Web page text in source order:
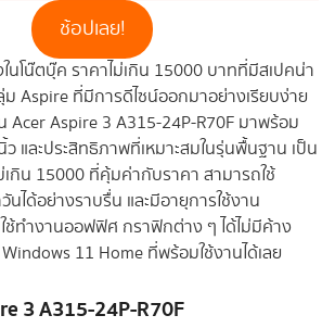
ช้อปเลย!
นโน๊ตบุ๊ค ราคาไม่เกิน 15000 บาทที่มีสเปคน่า
ม Aspire ที่มีการดีไซน์ออกมาอย่างเรียบง่าย
Acer Aspire 3 A315-24P-R70F มาพร้อม
และประสิทธิภาพที่เหมาะสมในรุ่นพื้นฐาน เป็น
เกิน 15000 ที่คุ้มค่ากับราคา สามารถใช้
นได้อย่างราบรื่น และมีอายุการใช้งาน
ช้ทำงานออฟฟิศ กราฟิกต่าง ๆ ได้ไม่มีค้าง
11 Home ที่พร้อมใช้งานได้เลย
3 A315-24P-R70F